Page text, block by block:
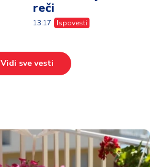
reči
13:17 Ispovesti
Vidi sve vesti